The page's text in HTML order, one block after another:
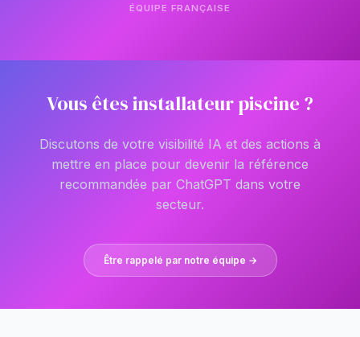
ÉQUIPE FRANÇAISE
Vous êtes installateur piscine ?
Discutons de votre visibilité IA et des actions à
mettre en place pour devenir la référence
recommandée par ChatGPT dans votre
secteur.
Être rappelé par notre équipe →